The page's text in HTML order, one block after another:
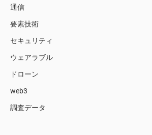
通信
要素技術
セキュリティ
ウェアラブル
ドローン
web3
調査データ